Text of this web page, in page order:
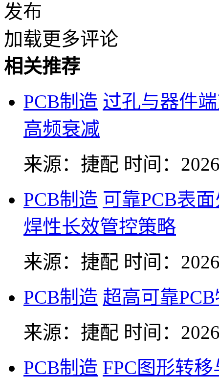
发布
加载更多评论
相关推荐
PCB制造 过孔与器件
高频衰减
来源：捷配 时间：
PCB制造 可靠PCB表
焊性长效管控策略
来源：捷配 时间：
PCB制造 超高可靠
来源：捷配 时间：
PCB制造 FPC图形转